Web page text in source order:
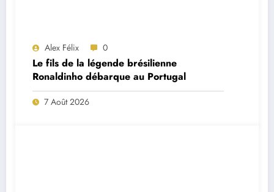
Alex Félix 0
Le fils de la légende brésilienne
Ronaldinho débarque au Portugal
7 Août 2026